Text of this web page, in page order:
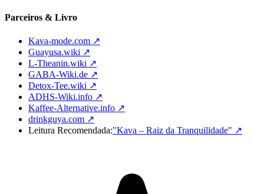
Parceiros & Livro
Kava-mode.com ↗
Guayusa.wiki ↗
L-Theanin.wiki ↗
GABA-Wiki.de ↗
Detox-Tee.wiki ↗
ADHS-Wiki.info ↗
Kaffee-Alternative.info ↗
drinkguya.com ↗
Leitura Recomendada:"Kava – Raiz da Tranquilidade" ↗